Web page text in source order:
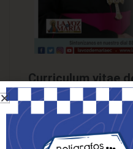
Curriculum vitae
Iván Minda Chalá.